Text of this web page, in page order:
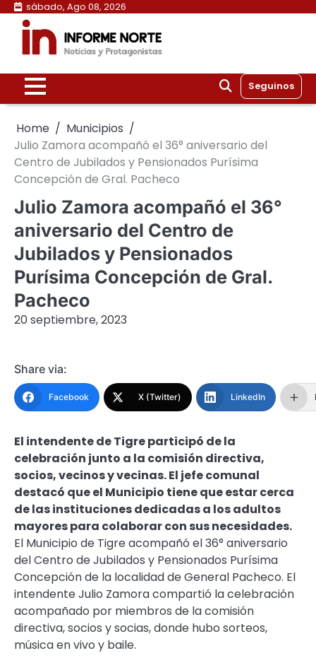
Skip
content
sábado, Ago 08, 2026
Seguinos
Home
Municipios
Julio Zamora acompañó el 36° aniversario del
Centro de Jubilados y Pensionados Purísima
Concepción de Gral. Pacheco
Julio Zamora acompañó el 36°
aniversario del Centro de
Jubilados y Pensionados
Purísima Concepción de Gral.
Pacheco
20 septiembre, 2023
Share via:
Facebook X (Twitter) LinkedIn
El intendente de Tigre participó de la
celebración junto a la comisión directiva,
socios, vecinos y vecinas. El jefe comunal
destacó que el Municipio tiene que estar cerca
de las instituciones dedicadas a los adultos
mayores para colaborar con sus necesidades.
El Municipio de Tigre acompañó el 36° aniversario
del Centro de Jubilados y Pensionados Purísima
Concepción de la localidad de General Pacheco. El
intendente Julio Zamora compartió la celebración
acompañado por miembros de la comisión
directiva, socios y socias, donde hubo sorteos,
música en vivo y baile.